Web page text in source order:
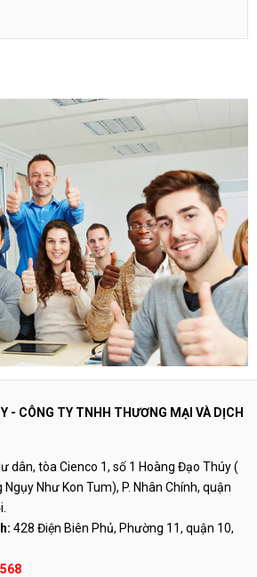
- CÔNG TY TNHH THƯƠNG MẠI VÀ DỊCH
dân, tòa Cienco 1, số 1 Hoàng Đạo Thúy (
Như Kon Tum), P. Nhân Chính, quận
428 Điện Biên Phủ, Phường 11, quận 10,